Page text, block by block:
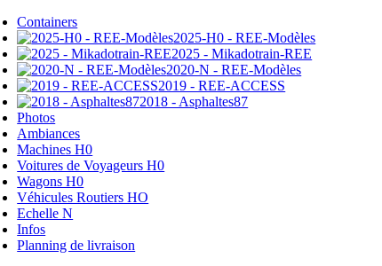
Containers
2025-H0 - REE-Modèles
2025 - Mikadotrain-REE
2020-N - REE-Modèles
2019 - REE-ACCESS
2018 - Asphaltes87
Photos
Ambiances
Machines H0
Voitures de Voyageurs H0
Wagons H0
Véhicules Routiers HO
Echelle N
Infos
Planning de livraison